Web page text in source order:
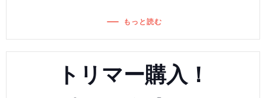
もっと読む
トリマー購入！